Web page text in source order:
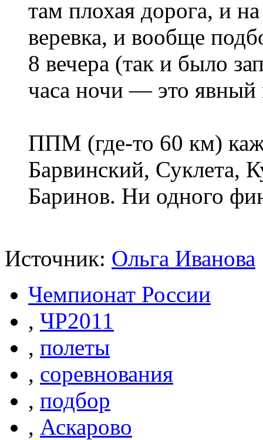
там плохая дорога, и
веревка, и вообще
8 вечера (так и было
часа ночи — это явный
ППМ (где-то 60 км)
Барвинский, Суклета,
Баринов. Ни одного
Источник: Ольга Иванова
Чемпионат России
, ЧР2011
, полеты
, соревнования
, подбор
, Аскарово